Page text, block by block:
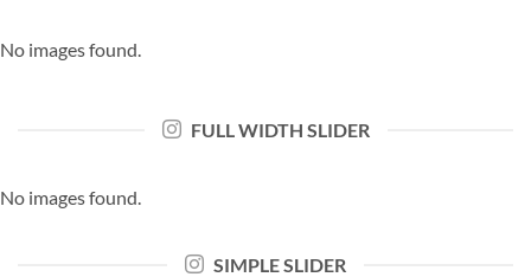
No images found.
FULL WIDTH SLIDER
No images found.
SIMPLE SLIDER